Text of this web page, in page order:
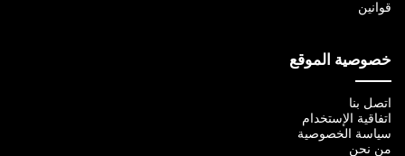
قوانين
خصوصية الموقع
اتصل بنا
اتفاقية الإستخدام
سياسة الخصوصية
من نحن